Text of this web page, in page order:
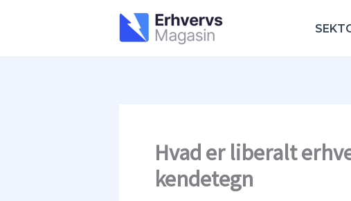
Hvad er liberalt
kendetegn